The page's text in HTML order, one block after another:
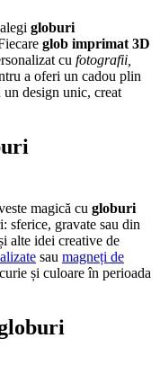
globuri
glob imprimat 3D
cu fotografii,
a oferi un cadou plin
design unic, creat
magică cu globuri
sferice, gravate sau din
alte idei creative de
sau magneți de
și culoare în perioada